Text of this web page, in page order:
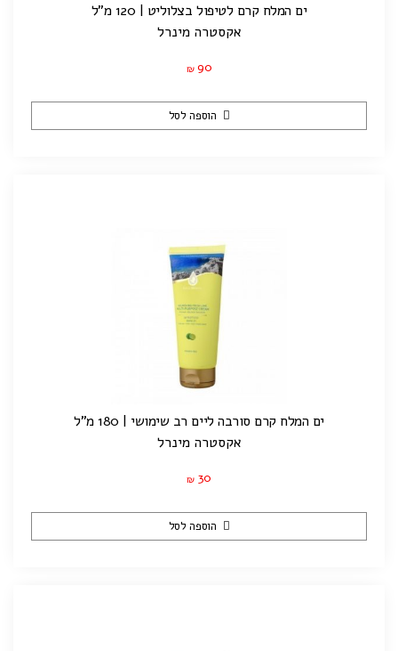
ים המלח קרם לטיפול בצלוליט | 120 מ"ל
אקסטרה מינרל
₪ 90
הוספה לסל
ים המלח קרם סורבה ליים רב שימושי | 180 מ"ל
אקסטרה מינרל
₪ 30
הוספה לסל